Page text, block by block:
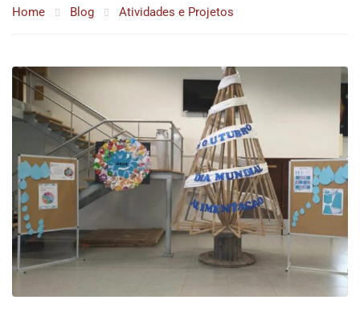
Home Blog Atividades e Projetos